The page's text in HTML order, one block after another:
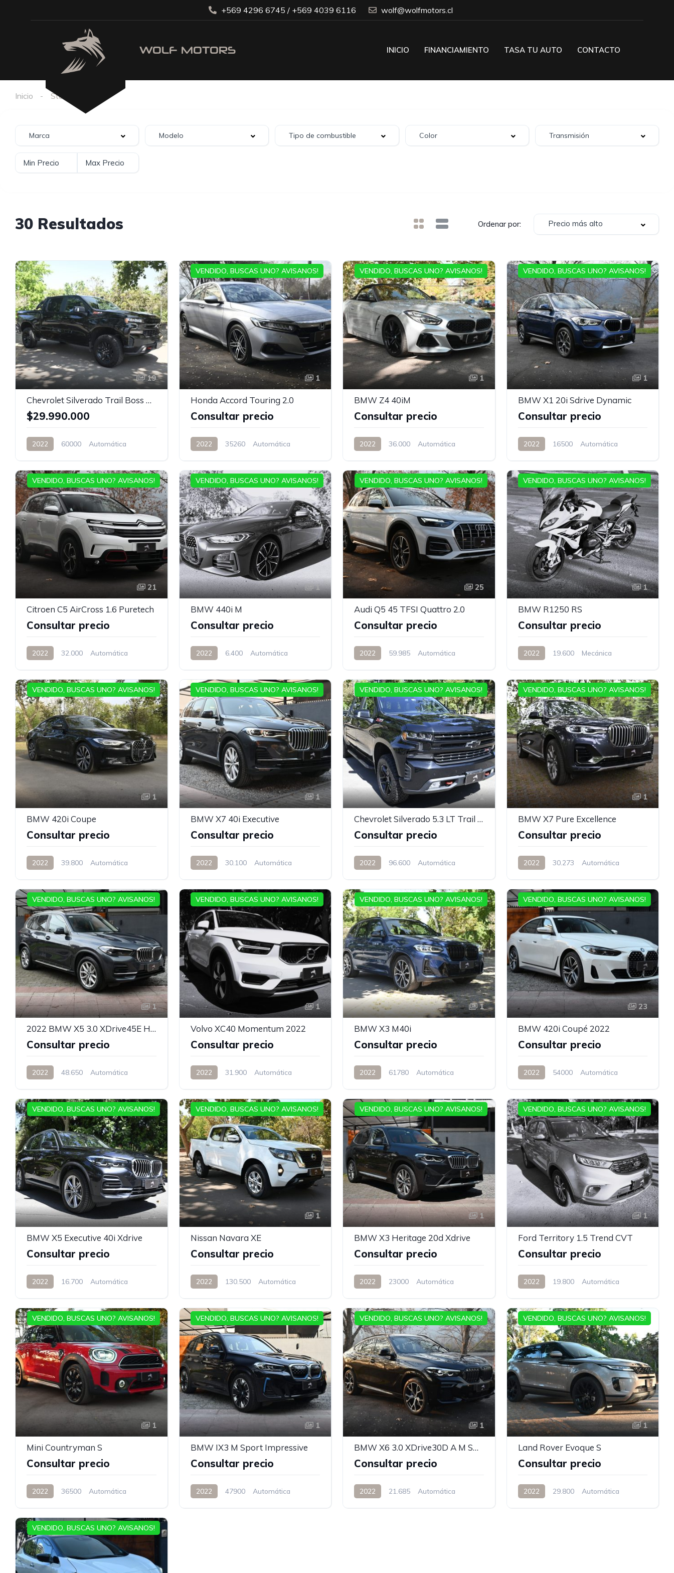
+569 4296 6745 / +569 4039 6116 wolf@wolfmotors.cl
INICIO FINANCIAMIENTO TASA TU AUTO CONTACTO
Inicio Stock
30 Resultados Ordenar por: Precio más alto
19
Chevrolet Silverado Trail Boss Z71
$29.990.000
2022 60000 Automática
1
Honda Accord Touring 2.0
Consultar precio
2022 35260 Automática
VENDIDO, BUSCAS UNO? AVISANOS!
1
BMW Z4 40iM
Consultar precio
2022 36.000 Automática
VENDIDO, BUSCAS UNO? AVISANOS!
1
BMW X1 20i Sdrive Dynamic
Consultar precio
2022 16500 Automática
VENDIDO, BUSCAS UNO? AVISANOS!
21
Citroen C5 AirCross 1.6 Puretech
Consultar precio
2022 32.000 Automática
VENDIDO, BUSCAS UNO? AVISANOS!
1
BMW 440i M
Consultar precio
2022 6.400 Automática
VENDIDO, BUSCAS UNO? AVISANOS!
25
Audi Q5 45 TFSI Quattro 2.0
Consultar precio
2022 59.985 Automática
VENDIDO, BUSCAS UNO? AVISANOS!
1
BMW R1250 RS
Consultar precio
2022 19.600 Mecánica
VENDIDO, BUSCAS UNO? AVISANOS!
1
BMW 420i Coupe
Consultar precio
2022 39.800 Automática
VENDIDO, BUSCAS UNO? AVISANOS!
1
BMW X7 40i Executive
Consultar precio
2022 30.100 Automática
VENDIDO, BUSCAS UNO? AVISANOS!
1
Chevrolet Silverado 5.3 LT Trail Boss DC 4WD
Consultar precio
2022 96.600 Automática
VENDIDO, BUSCAS UNO? AVISANOS!
1
BMW X7 Pure Excellence
Consultar precio
2022 30.273 Automática
VENDIDO, BUSCAS UNO? AVISANOS!
1
2022 BMW X5 3.0 XDrive45E Heritage Auto
Consultar precio
2022 48.650 Automática
VENDIDO, BUSCAS UNO? AVISANOS!
1
Volvo XC40 Momentum 2022
Consultar precio
2022 31.900 Automática
VENDIDO, BUSCAS UNO? AVISANOS!
1
BMW X3 M40i
Consultar precio
2022 61780 Automática
VENDIDO, BUSCAS UNO? AVISANOS!
23
BMW 420i Coupé 2022
Consultar precio
2022 54000 Automática
VENDIDO, BUSCAS UNO? AVISANOS!
1
BMW X5 Executive 40i Xdrive
Consultar precio
2022 16.700 Automática
VENDIDO, BUSCAS UNO? AVISANOS!
1
Nissan Navara XE
Consultar precio
2022 130.500 Automática
VENDIDO, BUSCAS UNO? AVISANOS!
1
BMW X3 Heritage 20d Xdrive
Consultar precio
2022 23000 Automática
VENDIDO, BUSCAS UNO? AVISANOS!
1
Ford Territory 1.5 Trend CVT
Consultar precio
2022 19.800 Automática
VENDIDO, BUSCAS UNO? AVISANOS!
1
Mini Countryman S
Consultar precio
2022 36500 Automática
VENDIDO, BUSCAS UNO? AVISANOS!
1
BMW IX3 M Sport Impressive
Consultar precio
2022 47900 Automática
VENDIDO, BUSCAS UNO? AVISANOS!
1
BMW X6 3.0 XDrive30D A M Sport
Consultar precio
2022 21.685 Automática
VENDIDO, BUSCAS UNO? AVISANOS!
1
Land Rover Evoque S
Consultar precio
2022 29.800 Automática
VENDIDO, BUSCAS UNO? AVISANOS!
VENDIDO, BUSCAS UNO? AVISANOS!